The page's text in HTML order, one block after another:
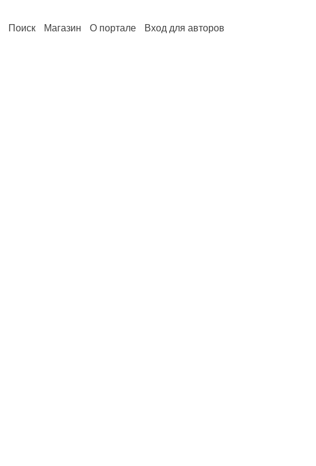
Поиск Магазин О портале Вход для авторов